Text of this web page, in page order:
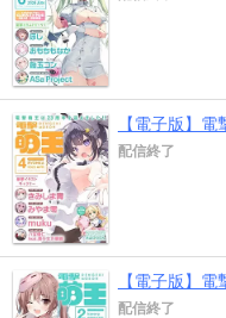
【電子版】
配信終了
【電子版】
配信終了